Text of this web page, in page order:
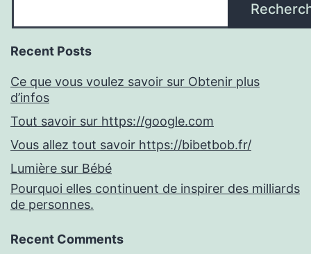
Recent Posts
Ce que vous voulez savoir sur Obtenir plus
d’infos
Tout savoir sur https://google.com
Vous allez tout savoir https://bibetbob.fr/
Lumière sur Bébé
Pourquoi elles continuent de inspirer des milliards
de personnes.
Recent Comments